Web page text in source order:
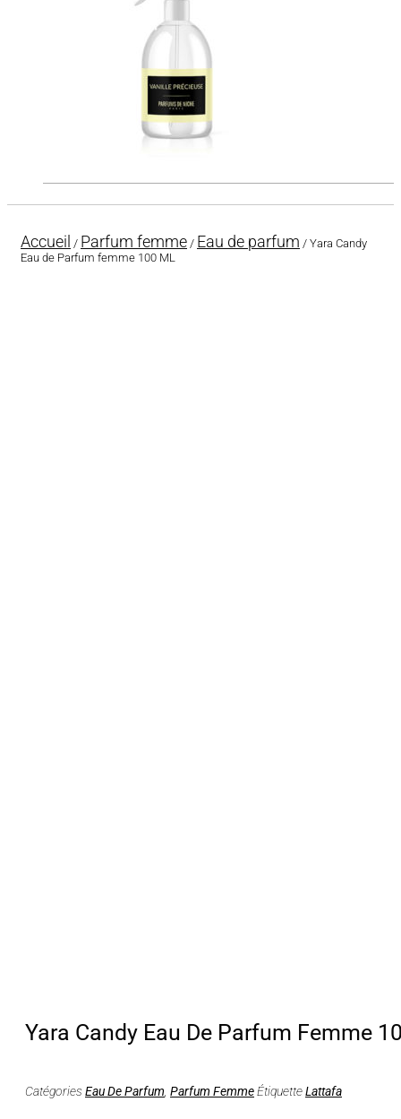
Accueil / Parfum femme / Eau de parfum / Yara Candy
Eau de Parfum femme 100 ML
Yara Candy Eau De Parfum Femme
CatégoriesEau De Parfum Parfum FemmeÉtiquetteLattafa